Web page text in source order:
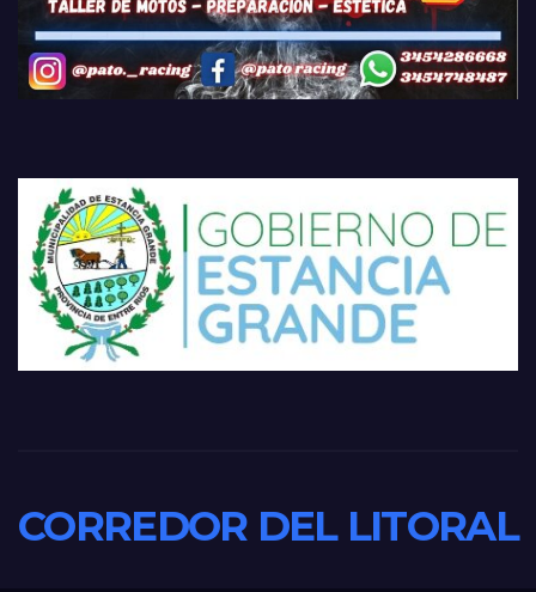
CORREDOR DEL LITORAL